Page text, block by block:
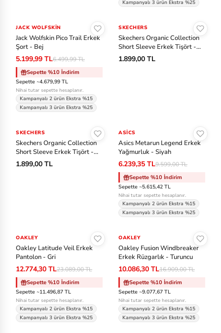
Kampanyalı 3 ürün Ekstra %25
-%20
JACK WOLFSKIN
Jack Wolfskin Pico Trail Erkek
Şort - Bej
5.199,99 TL6.499,99 TL
Sepette %10 İndirim
Sepette ~4.679,99 TL
Nihai tutar sepette hesaplanır.
Kampanyalı 2 ürün Ekstra %15
Kampanyalı 3 ürün Ekstra %25
SKECHERS
Skechers Organic Collection
Short Sleeve Erkek Tişört -
Gri
1.899,00 TL
SKECHERS
Skechers Organic Collection
Short Sleeve Erkek Tişört -
Antrasit
1.899,00 TL
-%35
ASICS
Asics Metarun Legend Erkek
Yağmurluk - Siyah
6.239,35 TL9.599,00 TL
Sepette %10 İndirim
Sepette ~5.615,42 TL
Nihai tutar sepette hesaplanır.
Kampanyalı 2 ürün Ekstra %15
Kampanyalı 3 ürün Ekstra %25
-%45
OAKLEY
Oakley Latitude Veil Erkek
Pantolon - Gri
12.774,30 TL23.089,00 TL
Sepette %10 İndirim
Sepette ~11.496,87 TL
Nihai tutar sepette hesaplanır.
Kampanyalı 2 ürün Ekstra %15
Kampanyalı 3 ürün Ekstra %25
-%40
OAKLEY
Oakley Fusion Windbreaker
Erkek Rüzgarlık - Turuncu
10.086,30 TL16.909,00 TL
Sepette %10 İndirim
Sepette ~9.077,67 TL
Nihai tutar sepette hesaplanır.
Kampanyalı 2 ürün Ekstra %15
Kampanyalı 3 ürün Ekstra %25